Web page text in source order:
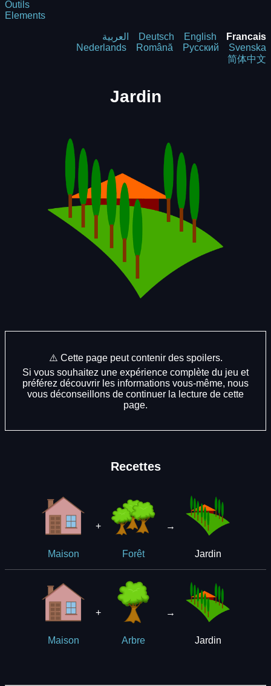
Outils
Elements
العربية Deutsch English
Francais
Nederlands
Română Русский
Svenska
简体中文
Jardin
⚠️ Cette page peut contenir des spoilers.
Si vous souhaitez une expérience complète du jeu et
préférez découvrir les informations vous-même, nous
vous déconseillons de continuer la lecture de cette
page.
Recettes
Maison
+
Forêt
→
Jardin
Maison
+
Arbre
→
Jardin